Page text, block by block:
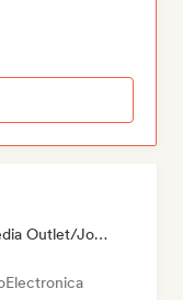
YouTube/Twitch -Kanal, Media Outlet/Journalist
Electronica